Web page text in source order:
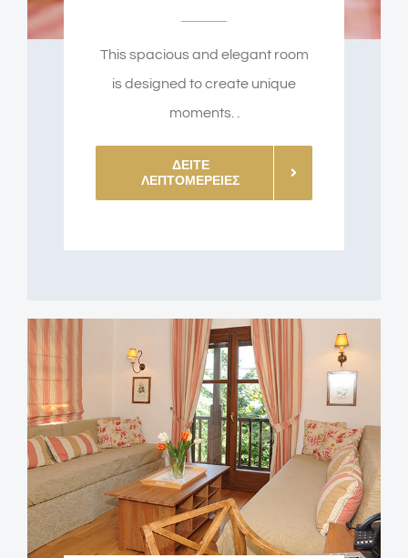
This spacious and elegant room
is designed to create unique
moments. .
ΔΕΙΤΕ
ΛΕΠΤΟΜΕΡΕΙΕΣ